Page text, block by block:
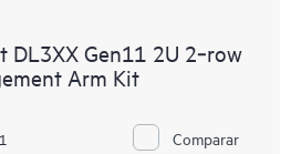
DL3XX Gen11 2U 2‑row
Arm Kit
Comparar